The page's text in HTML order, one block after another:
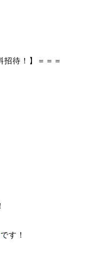
招待！】＝＝＝
です！